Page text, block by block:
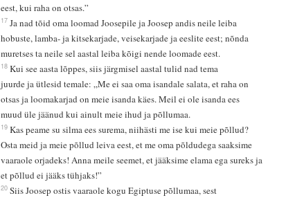
eest, kui raha on otsas.”
17 Ja nad tõid oma loomad Joosepile ja Joosep andis neile leiba
hobuste, lamba- ja kitsekarjade, veisekarjade ja eeslite eest; nõnda
muretses ta neile sel aastal leiba kõigi nende loomade eest.
18 Kui see aasta lõppes, siis järgmisel aastal tulid nad tema
juurde ja ütlesid temale: „Me ei saa oma isandale salata, et raha on
otsas ja loomakarjad on meie isanda käes. Meil ei ole isanda ees
muud üle jäänud kui ainult meie ihud ja põllumaa.
19 Kas peame su silma ees surema, niihästi me ise kui meie põllud?
Osta meid ja meie põllud leiva eest, et me oma põldudega saaksime
vaaraole orjadeks! Anna meile seemet, et jääksime elama ega sureks ja
et põllud ei jääks tühjaks!”
20 Siis Joosep ostis vaaraole kogu Egiptuse põllumaa, sest